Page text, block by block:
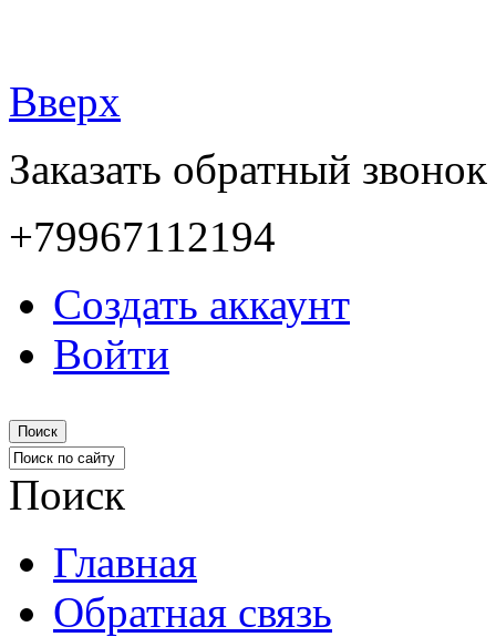
Вверх
Заказать обратный звонок
+79967112194
Создать аккаунт
Войти
Поиск
Поиск
Главная
Обратная связь